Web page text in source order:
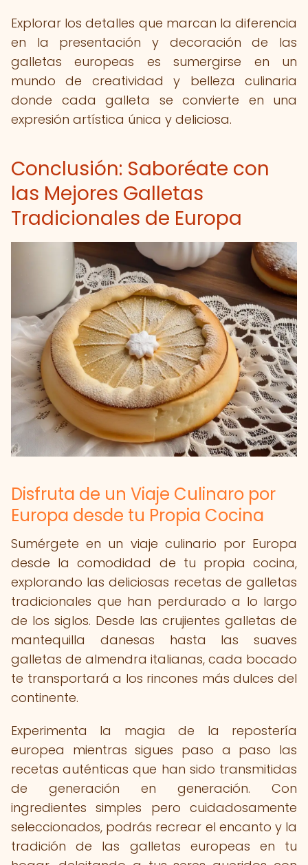
Explorar los detalles que marcan la diferencia
en la presentación y decoración de las
galletas europeas es sumergirse en un
mundo de creatividad y belleza culinaria
donde cada galleta se convierte en una
expresión artística única y deliciosa.
Conclusión: Saboréate con
las Mejores Galletas
Tradicionales de Europa
Disfruta de un Viaje Culinaro por
Europa desde tu Propia Cocina
Sumérgete en un viaje culinario por Europa
desde la comodidad de tu propia cocina,
explorando las deliciosas recetas de galletas
tradicionales que han perdurado a lo largo
de los siglos. Desde las crujientes galletas de
mantequilla danesas hasta las suaves
galletas de almendra italianas, cada bocado
te transportará a los rincones más dulces del
continente.
Experimenta la magia de la repostería
europea mientras sigues paso a paso las
recetas auténticas que han sido transmitidas
de generación en generación. Con
ingredientes simples pero cuidadosamente
seleccionados, podrás recrear el encanto y la
tradición de las galletas europeas en tu